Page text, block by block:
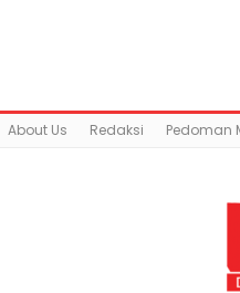
About Us Redaksi Pedoman